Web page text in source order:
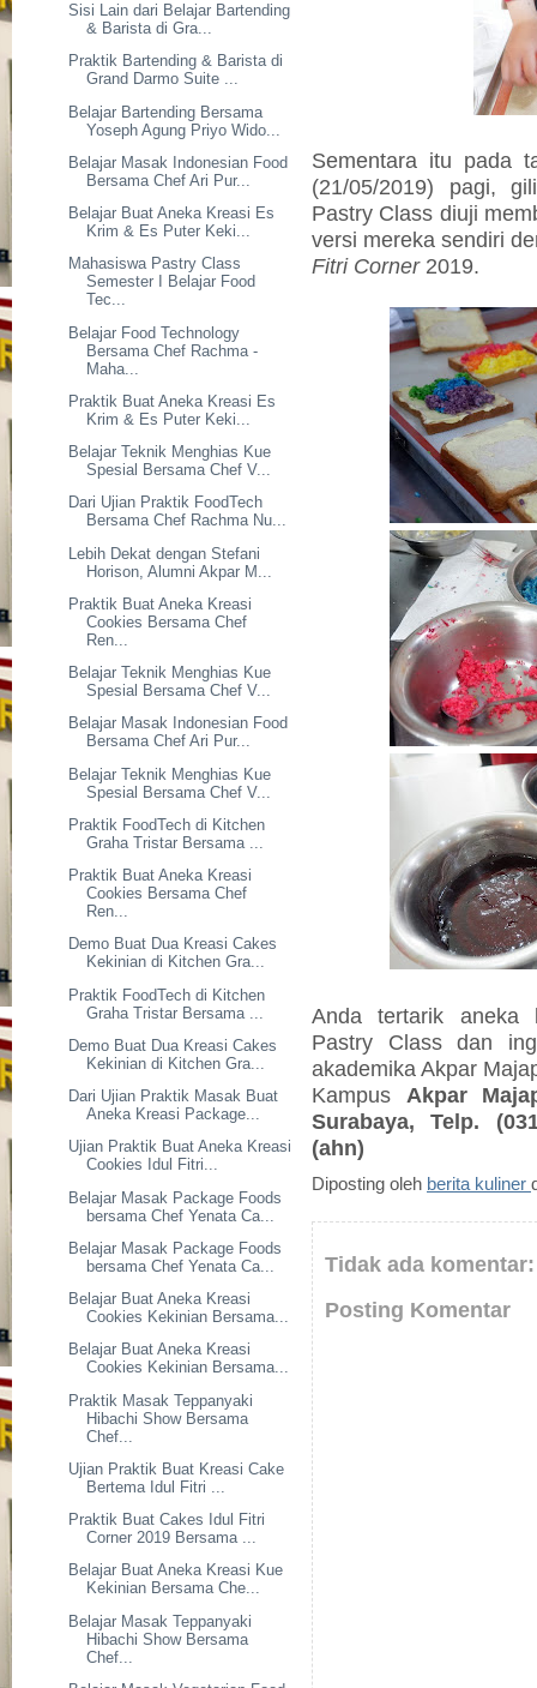
Sisi Lain dari Belajar Bartending
& Barista di Gra...
Praktik Bartending & Barista di
Grand Darmo Suite ...
Belajar Bartending Bersama
Yoseph Agung Priyo Wido...
Belajar Masak Indonesian Food
Bersama Chef Ari Pur...
Belajar Buat Aneka Kreasi Es
Krim & Es Puter Keki...
Mahasiswa Pastry Class
Semester I Belajar Food
Tec...
Belajar Food Technology
Bersama Chef Rachma -
Maha...
Praktik Buat Aneka Kreasi Es
Krim & Es Puter Keki...
Belajar Teknik Menghias Kue
Spesial Bersama Chef V...
Dari Ujian Praktik FoodTech
Bersama Chef Rachma Nu...
Lebih Dekat dengan Stefani
Horison, Alumni Akpar M...
Praktik Buat Aneka Kreasi
Cookies Bersama Chef
Ren...
Belajar Teknik Menghias Kue
Spesial Bersama Chef V...
Belajar Masak Indonesian Food
Bersama Chef Ari Pur...
Belajar Teknik Menghias Kue
Spesial Bersama Chef V...
Praktik FoodTech di Kitchen
Graha Tristar Bersama ...
Praktik Buat Aneka Kreasi
Cookies Bersama Chef
Ren...
Demo Buat Dua Kreasi Cakes
Kekinian di Kitchen Gra...
Praktik FoodTech di Kitchen
Graha Tristar Bersama ...
Demo Buat Dua Kreasi Cakes
Kekinian di Kitchen Gra...
Dari Ujian Praktik Masak Buat
Aneka Kreasi Package...
Ujian Praktik Buat Aneka Kreasi
Cookies Idul Fitri...
Belajar Masak Package Foods
bersama Chef Yenata Ca...
Belajar Masak Package Foods
bersama Chef Yenata Ca...
Belajar Buat Aneka Kreasi
Cookies Kekinian Bersama...
Belajar Buat Aneka Kreasi
Cookies Kekinian Bersama...
Praktik Masak Teppanyaki
Hibachi Show Bersama
Chef...
Ujian Praktik Buat Kreasi Cake
Bertema Idul Fitri ...
Praktik Buat Cakes Idul Fitri
Corner 2019 Bersama ...
Belajar Buat Aneka Kreasi Kue
Kekinian Bersama Che...
Belajar Masak Teppanyaki
Hibachi Show Bersama
Chef...
Sementara itu pada
(21/05/2019) pagi,
Pastry Class diuji
versi mereka sendiri
Fitri Corner2019.
Anda tertarik aneka
Pastry Class dan
akademika Akpar
Kampus Akpar
Surabaya, Telp.
(ahn)
Diposting oleh berita kuliner
Tidak ada komentar:
Posting Komentar